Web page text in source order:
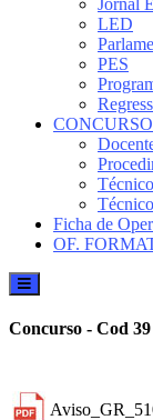
Jornal
LED
PES
Ficha de
OF.
Concurso - Cod